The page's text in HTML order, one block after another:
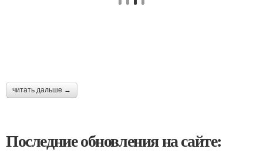
читать дальше →
Последние обновления на сайте: